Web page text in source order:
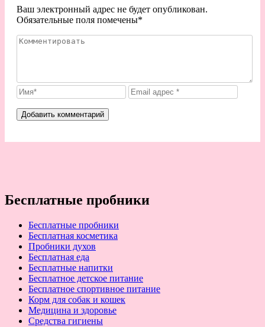
Ваш электронный адрес не будет опубликован.
Обязательные поля помечены*
Бесплатные пробники
Бесплатные пробники
Бесплатная косметика
Пробники духов
Бесплатная еда
Бесплатные напитки
Бесплатное детское питание
Бесплатное спортивное питание
Корм для собак и кошек
Медицина и здоровье
Средства гигиены